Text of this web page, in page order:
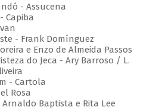
- Assucena
Capiba
- Frank Domínguez
e Enzo de Almeida Passos
do Jeca - Ary Barroso / L.
- Cartola
Rosa
Baptista e Rita Lee